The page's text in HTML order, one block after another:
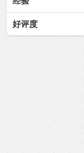
好评度